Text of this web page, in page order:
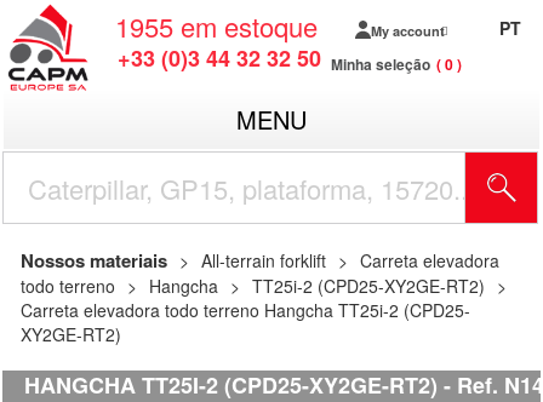
1955 em estoque
+33 (0)3 44 32 32 50
My account
Minha seleção 0
PT
MENU
Nossos materiais All-terrain forklift
Carreta elevadora
todo terreno
Hangcha
TT25i-2 (CPD25-XY2GE-RT2)
Carreta elevadora todo terreno Hangcha TT25i-2 (CPD25-
XY2GE-RT2)
HANGCHA TT25I-2 (CPD25-XY2GE-RT2) Ref.